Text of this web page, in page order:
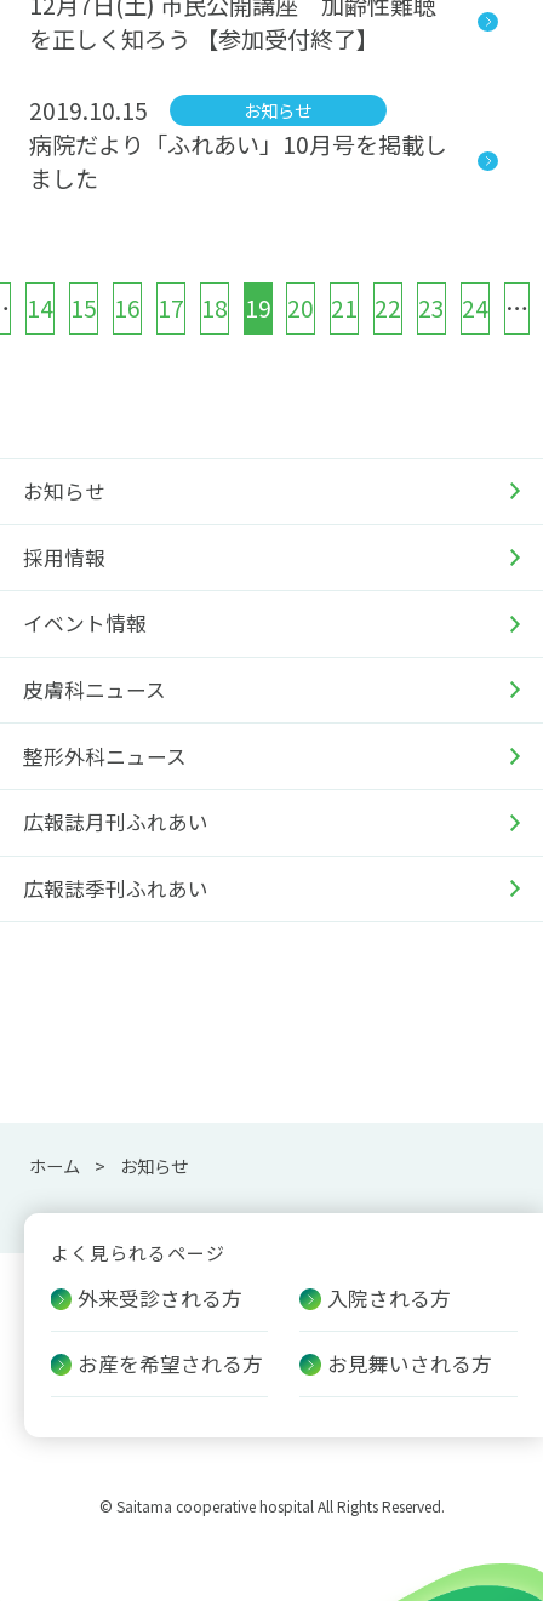
お知らせ
採用情報
イベント情報
皮膚科ニュース
整形外科ニュース
広報誌月刊ふれあい
広報誌季刊ふれあい
を正しく知ろう 【参加受付終了】
2019.10.15 お知らせ
病院だより「ふれあい」10月号を掲載し
ました
14 15 16 17 18 19 20 21 22 23 24 …
ホーム お知らせ
よく見られるページ
外来受診される方 入院される方
お産を希望される方 お見舞いされる方
© Saitama cooperative hospital All Rights Reserved.